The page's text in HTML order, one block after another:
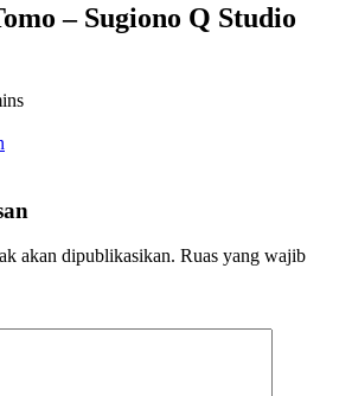
– Sugiono Q Studio
akan dipublikasikan. Ruas yang wajib